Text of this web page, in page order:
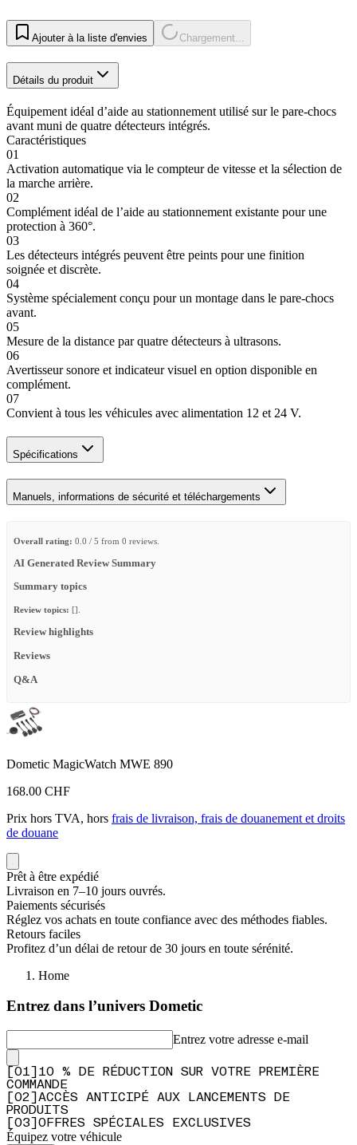
Ajouter à la liste d'envies Chargement...
Détails du produit
Équipement idéal d’aide au stationnement utilisé sur le pare-chocs
avant muni de quatre détecteurs intégrés.
Caractéristiques
01
Activation automatique via le compteur de vitesse et la sélection de
la marche arrière.
02
Complément idéal de l’aide au stationnement existante pour une
protection à 360°.
03
Les détecteurs intégrés peuvent être peints pour une finition
soignée et discrète.
04
Système spécialement conçu pour un montage dans le pare-chocs
avant.
05
Mesure de la distance par quatre détecteurs à ultrasons.
06
Avertisseur sonore et indicateur visuel en option disponible en
complément.
07
Convient à tous les véhicules avec alimentation 12 et 24 V.
Spécifications
Manuels, informations de sécurité et téléchargements
Overall rating: 0.0 / 5 from 0 reviews.
AI Generated Review Summary
Summary topics
Review topics: [].
Review highlights
Reviews
Q&A
Dometic MagicWatch MWE 890
168.00 CHF
Prix hors TVA, hors frais de livraison, frais de douanement et droits
de douane
Prêt à être expédié
Livraison en 7–10 jours ouvrés.
Paiements sécurisés
Réglez vos achats en toute confiance avec des méthodes fiables.
Retours faciles
Profitez d’un délai de retour de 30 jours en toute sérénité.
Home
Entrez dans l’univers Dometic
Entrez votre adresse e-mail
01
10 % DE RÉDUCTION SUR VOTRE PREMIÈRE
COMMANDE
02
ACCÈS ANTICIPÉ AUX LANCEMENTS DE
PRODUITS
03 OFFRES SPÉCIALES EXCLUSIVES
Équipez votre véhicule